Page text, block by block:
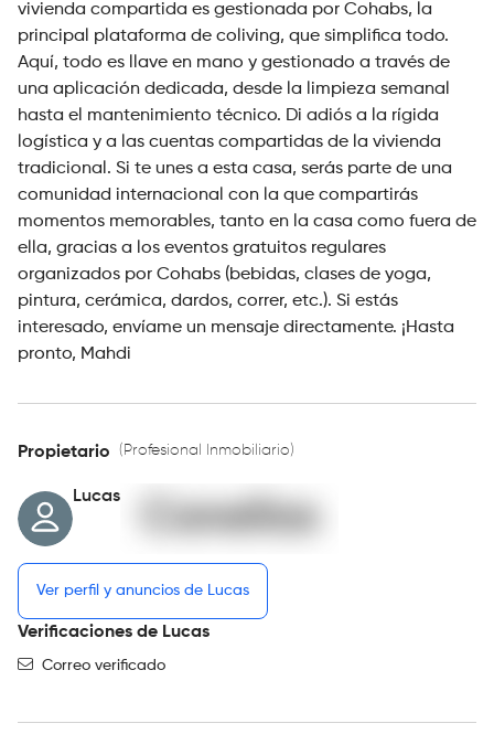
vivienda compartida es gestionada por Cohabs, la
principal plataforma de coliving, que simplifica todo.
Aquí, todo es llave en mano y gestionado a través de
una aplicación dedicada, desde la limpieza semanal
hasta el mantenimiento técnico. Di adiós a la rígida
logística y a las cuentas compartidas de la vivienda
tradicional. Si te unes a esta casa, serás parte de una
comunidad internacional con la que compartirás
momentos memorables, tanto en la casa como fuera de
ella, gracias a los eventos gratuitos regulares
organizados por Cohabs (bebidas, clases de yoga,
pintura, cerámica, dardos, correr, etc.). Si estás
interesado, envíame un mensaje directamente. ¡Hasta
pronto, Mahdi
Propietario (Profesional Inmobiliario)
Lucas
Ver perfil y anuncios de Lucas
Verificaciones de Lucas
Correo verificado